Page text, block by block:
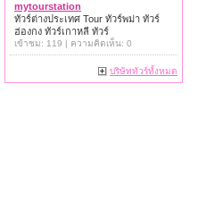
mytourstation
ทัวร์ต่างประเทศ Tour ทัวร์พม่า ทัวร์
ฮ่องกง ทัวร์เกาหลี ทัวร์
เข้าชม: 119 | ความคิดเห็น: 0
บริษัททัวร์ทั้งหมด